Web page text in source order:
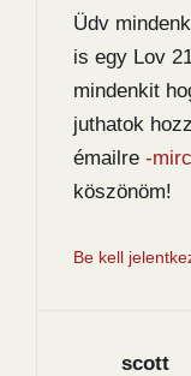
Üdv
is egy Lov
mindenkit
juthatok
émailre -
köszönöm!
Be kell
scott